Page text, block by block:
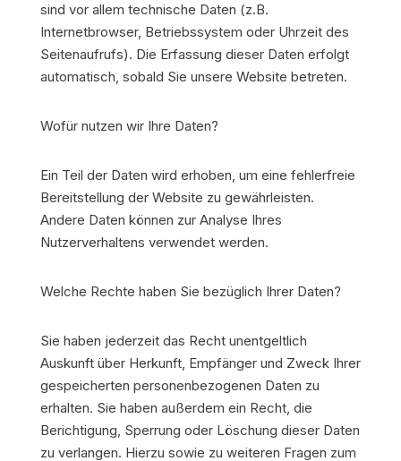
sind vor allem technische Daten (z.B.
Internetbrowser, Betriebssystem oder Uhrzeit des
Seitenaufrufs). Die Erfassung dieser Daten erfolgt
automatisch, sobald Sie unsere Website betreten.
Wofür nutzen wir Ihre Daten?
Ein Teil der Daten wird erhoben, um eine fehlerfreie
Bereitstellung der Website zu gewährleisten.
Andere Daten können zur Analyse Ihres
Nutzerverhaltens verwendet werden.
Welche Rechte haben Sie bezüglich Ihrer Daten?
Sie haben jederzeit das Recht unentgeltlich
Auskunft über Herkunft, Empfänger und Zweck Ihrer
gespeicherten personenbezogenen Daten zu
erhalten. Sie haben außerdem ein Recht, die
Berichtigung, Sperrung oder Löschung dieser Daten
zu verlangen. Hierzu sowie zu weiteren Fragen zum